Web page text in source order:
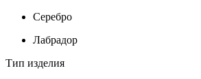
Серебро
Лабрадор
Тип изделия